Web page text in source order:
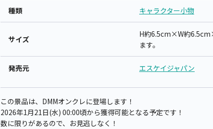
種類 キャラクター小物
サイズ
H約6.5cm×W約
ます。
発売元 エスケイジャパン
この景品は、DMMオンクレに登場します！
2026年1月21日(水) 00:00頃から獲得可能となる予定です！
数に限りがあるので、お見逃しなく！